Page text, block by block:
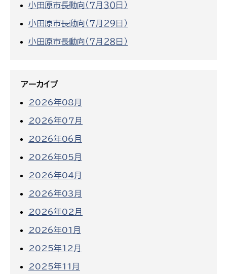
小田原市長動向（７月３０日）
小田原市長動向（７月２９日）
小田原市長動向（７月２８日）
アーカイブ
2026年08月
2026年07月
2026年06月
2026年05月
2026年04月
2026年03月
2026年02月
2026年01月
2025年12月
2025年11月